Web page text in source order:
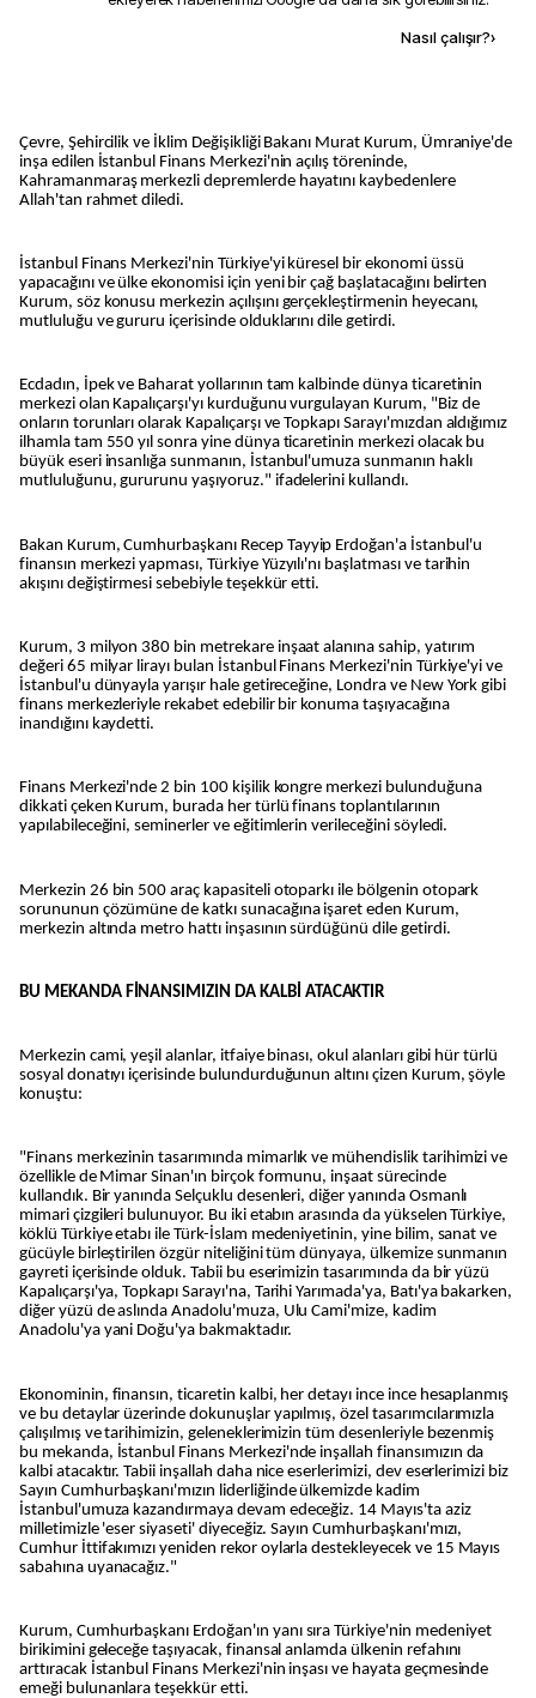
Nasıl çalışır?›
Çevre, Şehircilik ve İklim Değişikliği Bakanı Murat Kurum, Ümraniye'de
inşa edilen İstanbul Finans Merkezi'nin açılış töreninde,
Kahramanmaraş merkezli depremlerde hayatını kaybedenlere
Allah'tan rahmet diledi.
İstanbul Finans Merkezi'nin Türkiye'yi küresel bir ekonomi üssü
yapacağını ve ülke ekonomisi için yeni bir çağ başlatacağını belirten
Kurum, söz konusu merkezin açılışını gerçekleştirmenin heyecanı,
mutluluğu ve gururu içerisinde olduklarını dile getirdi.
Ecdadın, İpek ve Baharat yollarının tam kalbinde dünya ticaretinin
merkezi olan Kapalıçarşı'yı kurduğunu vurgulayan Kurum, "Biz de
onların torunları olarak Kapalıçarşı ve Topkapı Sarayı'mızdan aldığımız
ilhamla tam 550 yıl sonra yine dünya ticaretinin merkezi olacak bu
büyük eseri insanlığa sunmanın, İstanbul'umuza sunmanın haklı
mutluluğunu, gururunu yaşıyoruz." ifadelerini kullandı.
Bakan Kurum, Cumhurbaşkanı Recep Tayyip Erdoğan'a İstanbul'u
finansın merkezi yapması, Türkiye Yüzyılı'nı başlatması ve tarihin
akışını değiştirmesi sebebiyle teşekkür etti.
Kurum, 3 milyon 380 bin metrekare inşaat alanına sahip, yatırım
değeri 65 milyar lirayı bulan İstanbul Finans Merkezi'nin Türkiye'yi ve
İstanbul'u dünyayla yarışır hale getireceğine, Londra ve New York gibi
finans merkezleriyle rekabet edebilir bir konuma taşıyacağına
inandığını kaydetti.
Finans Merkezi'nde 2 bin 100 kişilik kongre merkezi bulunduğuna
dikkati çeken Kurum, burada her türlü finans toplantılarının
yapılabileceğini, seminerler ve eğitimlerin verileceğini söyledi.
Merkezin 26 bin 500 araç kapasiteli otoparkı ile bölgenin otopark
sorununun çözümüne de katkı sunacağına işaret eden Kurum,
merkezin altında metro hattı inşasının sürdüğünü dile getirdi.
BU MEKANDA FİNANSIMIZIN DA KALBİ ATACAKTIR
Merkezin cami, yeşil alanlar, itfaiye binası, okul alanları gibi hür türlü
sosyal donatıyı içerisinde bulundurduğunun altını çizen Kurum, şöyle
konuştu:
"Finans merkezinin tasarımında mimarlık ve mühendislik tarihimizi ve
özellikle de Mimar Sinan'ın birçok formunu, inşaat sürecinde
kullandık. Bir yanında Selçuklu desenleri, diğer yanında Osmanlı
mimari çizgileri bulunuyor. Bu iki etabın arasında da yükselen Türkiye,
köklü Türkiye etabı ile Türk-İslam medeniyetinin, yine bilim, sanat ve
gücüyle birleştirilen özgür niteliğini tüm dünyaya, ülkemize sunmanın
gayreti içerisinde olduk. Tabii bu eserimizin tasarımında da bir yüzü
Kapalıçarşı'ya, Topkapı Sarayı'na, Tarihi Yarımada'ya, Batı'ya bakarken,
diğer yüzü de aslında Anadolu'muza, Ulu Cami'mize, kadim
Anadolu'ya yani Doğu'ya bakmaktadır.
Ekonominin, finansın, ticaretin kalbi, her detayı ince ince hesaplanmış
ve bu detaylar üzerinde dokunuşlar yapılmış, özel tasarımcılarımızla
çalışılmış ve tarihimizin, geleneklerimizin tüm desenleriyle bezenmiş
bu mekanda, İstanbul Finans Merkezi'nde inşallah finansımızın da
kalbi atacaktır. Tabii inşallah daha nice eserlerimizi, dev eserlerimizi biz
Sayın Cumhurbaşkanı'mızın liderliğinde ülkemizde kadim
İstanbul'umuza kazandırmaya devam edeceğiz. 14 Mayıs'ta aziz
milletimizle 'eser siyaseti' diyeceğiz. Sayın Cumhurbaşkanı'mızı,
Cumhur İttifakımızı yeniden rekor oylarla destekleyecek ve 15 Mayıs
sabahına uyanacağız."
Kurum, Cumhurbaşkanı Erdoğan'ın yanı sıra Türkiye'nin medeniyet
birikimini geleceğe taşıyacak, finansal anlamda ülkenin refahını
arttıracak İstanbul Finans Merkezi'nin inşası ve hayata geçmesinde
emeği bulunanlara teşekkür etti.